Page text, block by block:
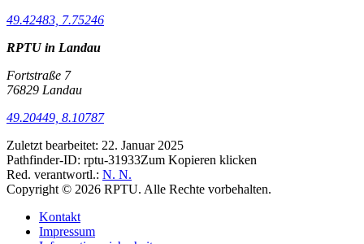
49.42483, 7.75246
RPTU in Landau
Fortstraße 7
76829 Landau
49.20449, 8.10787
Zuletzt bearbeitet: 22. Januar 2025
Pathfinder-ID: rptu-31933Zum Kopieren klicken
Red. verantwortl.: N. N.
Copyright © 2026 RPTU. Alle Rechte vorbehalten.
Kontakt
Impressum